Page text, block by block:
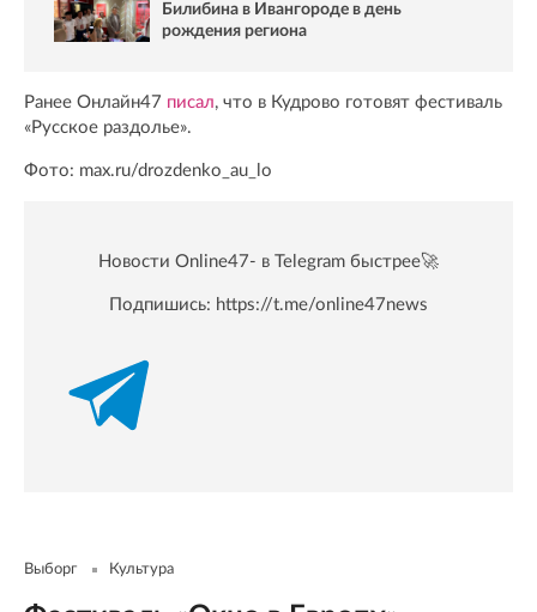
Билибина в Ивангороде в день
рождения региона
Ранее Онлайн47 писал, что в Кудрово готовят фестиваль
«Русское раздолье».
Фото: max.ru/drozdenko_au_lo
Новости Online47- в Telegram быстрее🚀
Подпишись: https://t.me/online47news
Выборг Культура